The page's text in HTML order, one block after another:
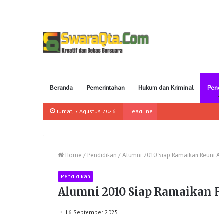
Beranda Pemerintahan Hukum dan Kriminal
Jumat, 7 Agustus 2026 Headline
Home / Pendidikan /Alumni 2010 Siap Ramaikan Reuni
Pendidikan
Alumni 2010 Siap Ramaikan
16 September 2025